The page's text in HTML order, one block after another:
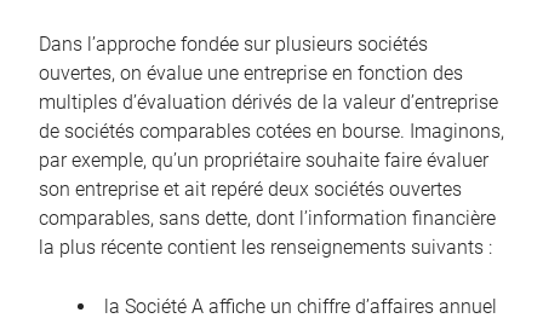
Dans l’approche fondée sur plusieurs sociétés
ouvertes, on évalue une entreprise en fonction des
multiples d’évaluation dérivés de la valeur d’entreprise
de sociétés comparables cotées en bourse. Imaginons,
par exemple, qu’un propriétaire souhaite faire évaluer
son entreprise et ait repéré deux sociétés ouvertes
comparables, sans dette, dont l’information financière
la plus récente contient les renseignements suivants :
la Société A affiche un chiffre d’affaires annuel